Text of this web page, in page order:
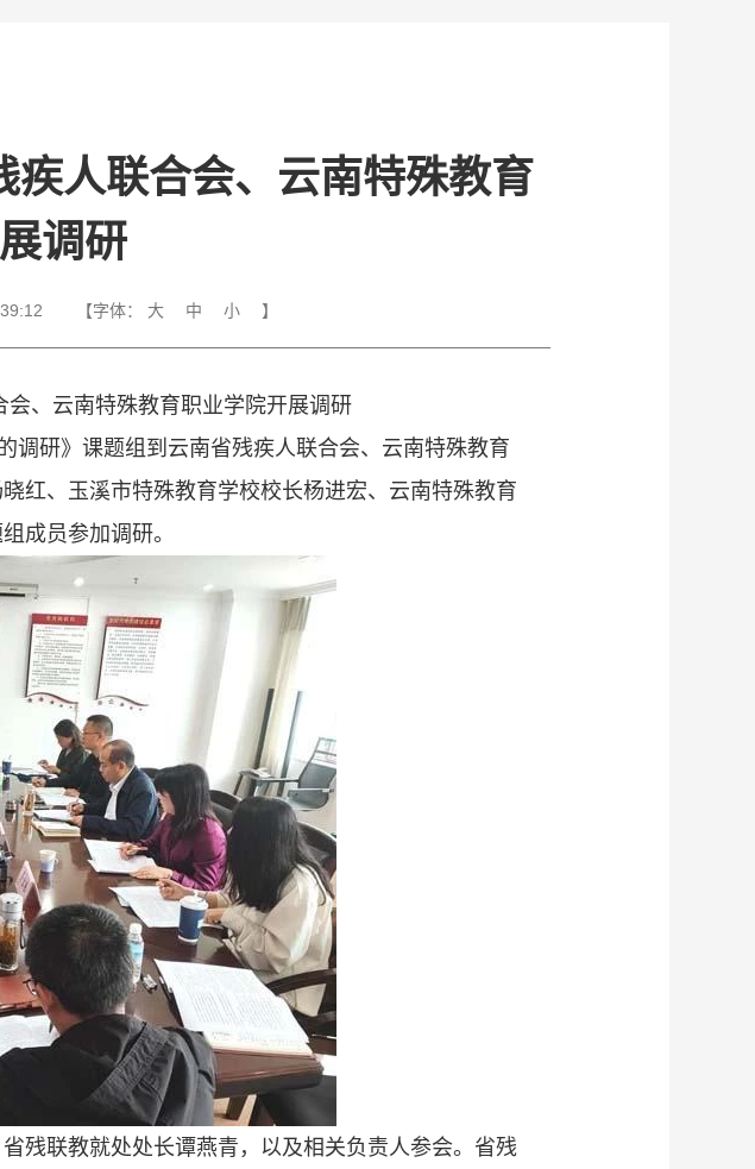
疾人联合会、云南特殊教育
调研
【字体： 大 中 小 】
、云南特殊教育职业学院开展调研
调研》课题组到云南省残疾人联合会、云南特殊教育
红、玉溪市特殊教育学校校长杨进宏、云南特殊教育
成员参加调研。
残联教就处处长谭燕青，以及相关负责人参会。省残